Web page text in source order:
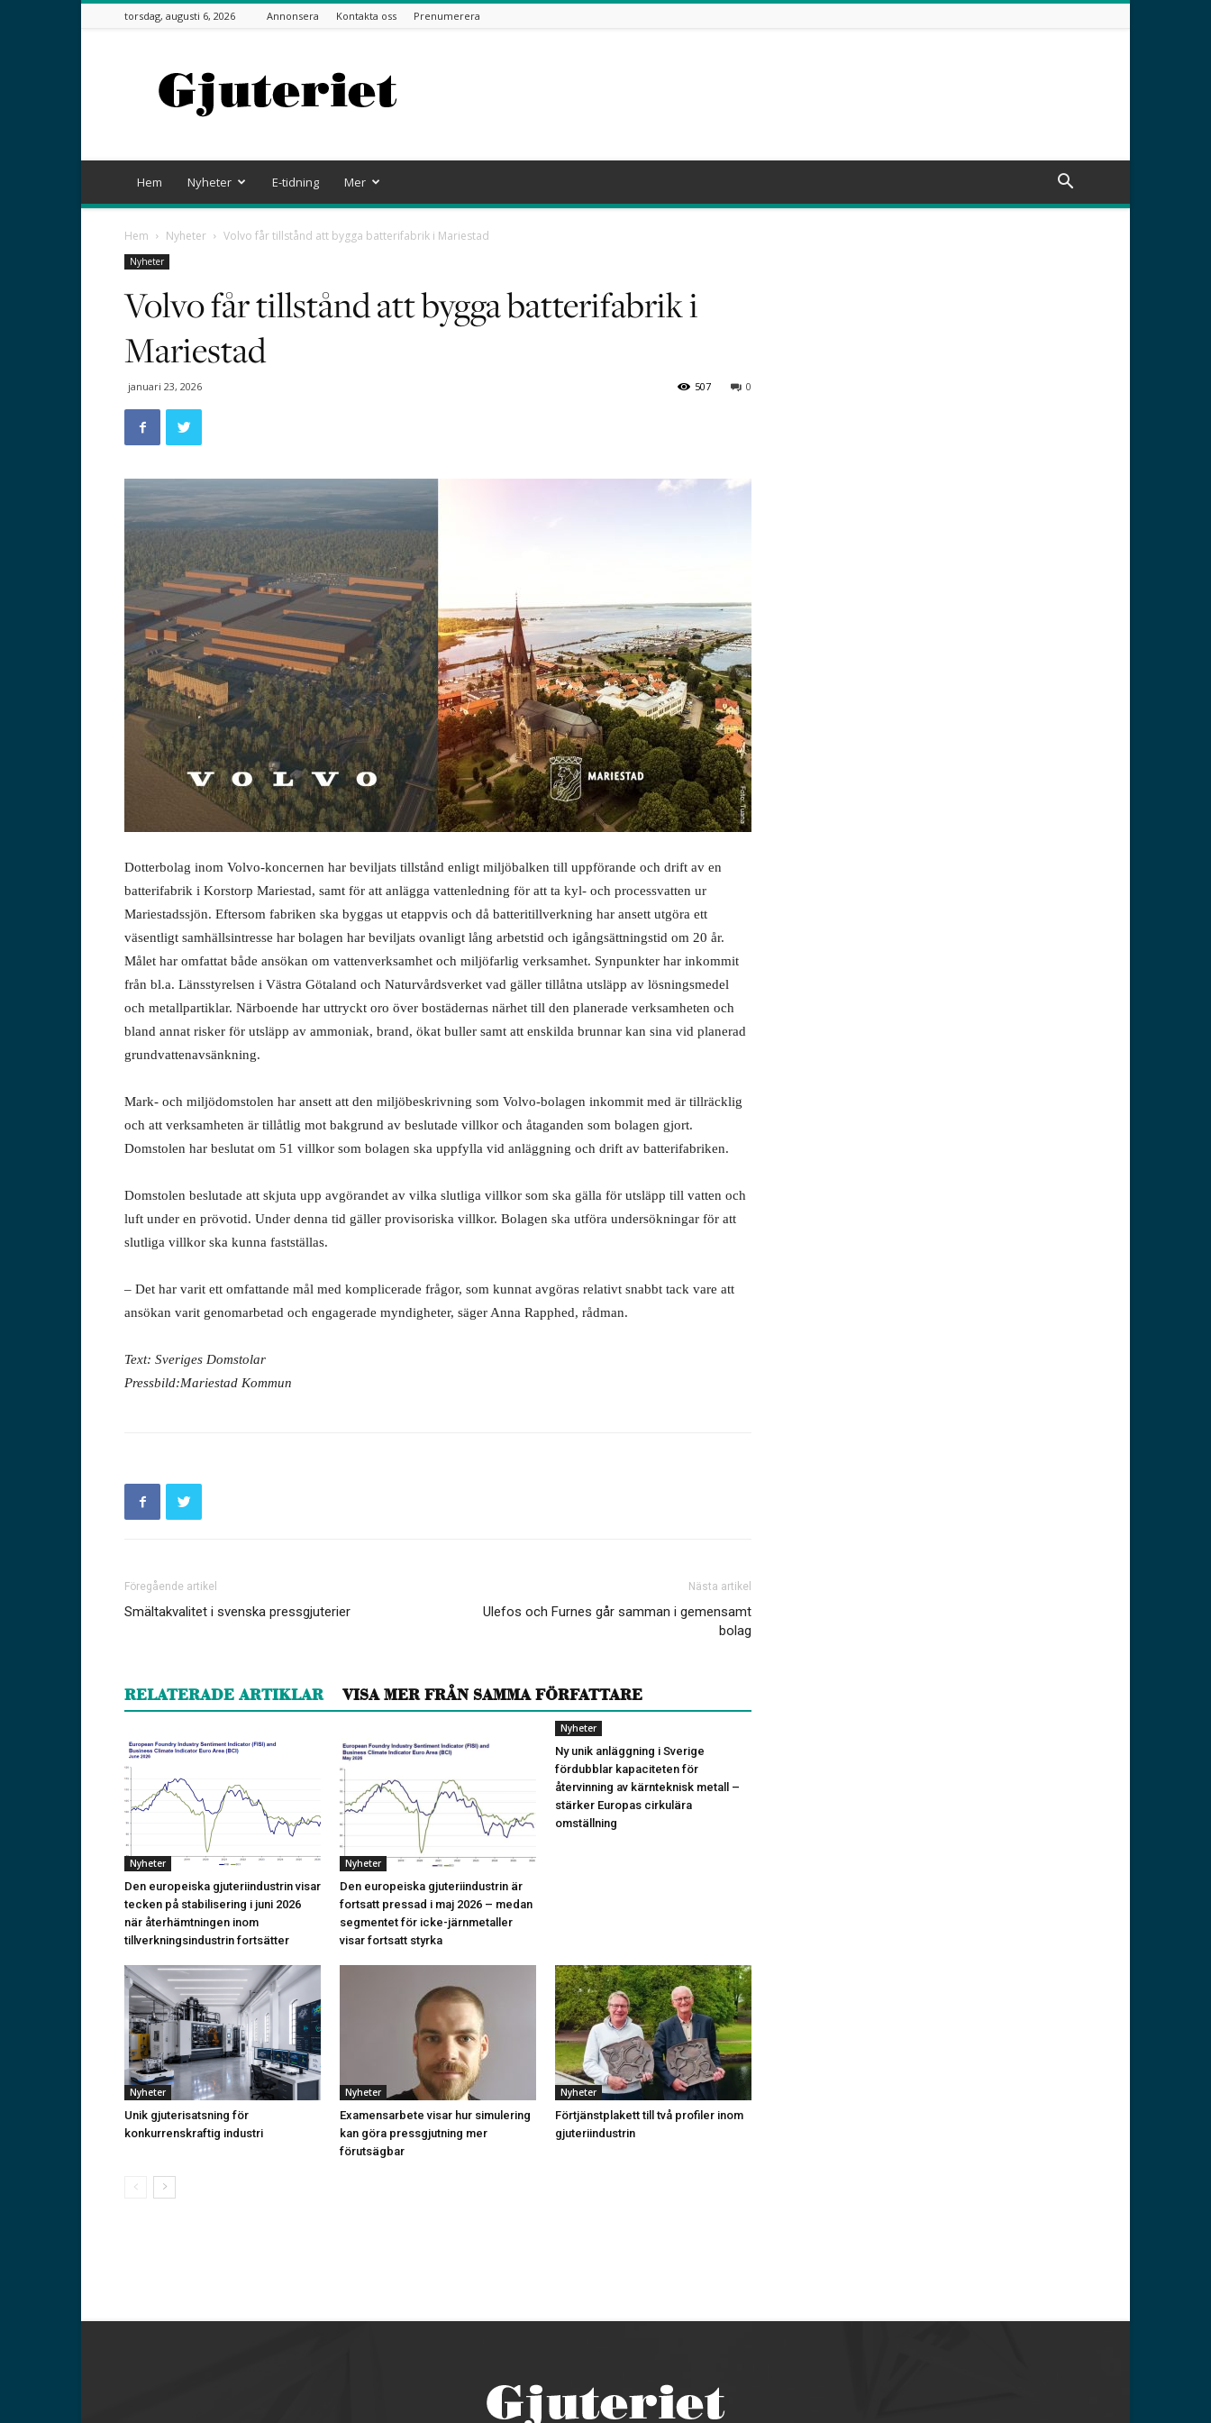
torsdag, augusti 6, 2026 Annonsera Kontakta oss Prenumerera
Hem Nyheter E-tidning Mer
Hem Nyheter Volvo får tillstånd att bygga batterifabrik i Mariestad
Nyheter
Volvo får tillstånd att bygga batterifabrik i
Mariestad
januari 23, 2026 0
507
Dotterbolag inom Volvo-koncernen har beviljats tillstånd enligt miljöbalken till uppförande och drift av en
batterifabrik i Korstorp Mariestad, samt för att anlägga vattenledning för att ta kyl- och processvatten ur
Mariestadssjön. Eftersom fabriken ska byggas ut etappvis och då batteritillverkning har ansett utgöra ett
väsentligt samhällsintresse har bolagen har beviljats ovanligt lång arbetstid och igångsättningstid om 20 år.
Målet har omfattat både ansökan om vattenverksamhet och miljöfarlig verksamhet. Synpunkter har inkommit
från bl.a. Länsstyrelsen i Västra Götaland och Naturvårdsverket vad gäller tillåtna utsläpp av lösningsmedel
och metallpartiklar. Närboende har uttryckt oro över bostädernas närhet till den planerade verksamheten och
bland annat risker för utsläpp av ammoniak, brand, ökat buller samt att enskilda brunnar kan sina vid planerad
grundvattenavsänkning.
Mark- och miljödomstolen har ansett att den miljöbeskrivning som Volvo-bolagen inkommit med är tillräcklig
och att verksamheten är tillåtlig mot bakgrund av beslutade villkor och åtaganden som bolagen gjort.
Domstolen har beslutat om 51 villkor som bolagen ska uppfylla vid anläggning och drift av batterifabriken.
Domstolen beslutade att skjuta upp avgörandet av vilka slutliga villkor som ska gälla för utsläpp till vatten och
luft under en prövotid. Under denna tid gäller provisoriska villkor. Bolagen ska utföra undersökningar för att
slutliga villkor ska kunna fastställas.
– Det har varit ett omfattande mål med komplicerade frågor, som kunnat avgöras relativt snabbt tack vare att
ansökan varit genomarbetad och engagerade myndigheter, säger Anna Rapphed, rådman.
Text: Sveriges Domstolar
Pressbild:Mariestad Kommun
Föregående artikel
Smältakvalitet i svenska pressgjuterier
Nästa artikel
Ulefos och Furnes går samman i gemensamt
bolag
RELATERADE ARTIKLAR VISA MER FRÅN SAMMA FÖRFATTARE
Nyheter
Den europeiska gjuteriindustrin visar
tecken på stabilisering i juni 2026
när återhämtningen inom
tillverkningsindustrin fortsätter
Nyheter
Den europeiska gjuteriindustrin är
fortsatt pressad i maj 2026 – medan
segmentet för icke-järnmetaller
visar fortsatt styrka
Nyheter
Ny unik anläggning i Sverige
fördubblar kapaciteten för
återvinning av kärnteknisk metall –
stärker Europas cirkulära
omställning
Nyheter
Unik gjuterisatsning för
konkurrenskraftig industri
Nyheter
Examensarbete visar hur simulering
kan göra pressgjutning mer
förutsägbar
Nyheter
Förtjänstplakett till två profiler inom
gjuteriindustrin